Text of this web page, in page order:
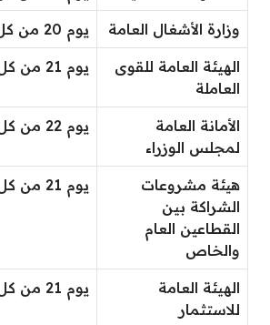
وزارة الأشغال العامة يوم 20 من كل شهر ميلادي
الهيئة العامة للقوى
العاملة
يوم 21 من كل شهر ميلادي
الأمانة العامة
لمجلس الوزراء
يوم 22 من كل شهر ميلادي
هيئة مشروعات
الشراكة بين
القطاعين العام
والخاص
يوم 21 من كل شهر ميلادي
الهيئة العامة
للاستثمار
يوم 21 من كل شهر ميلادي